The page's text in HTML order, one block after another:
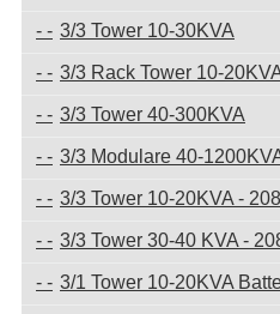
3/3 Tower 10-30KVA
3/3 Rack Tower 10-
3/3 Tower 40-300KVA
3/3 Modulare 40-
3/3 Tower 10-20KVA -
3/3 Tower 30-40 KVA -
3/1 Tower 10-20KVA